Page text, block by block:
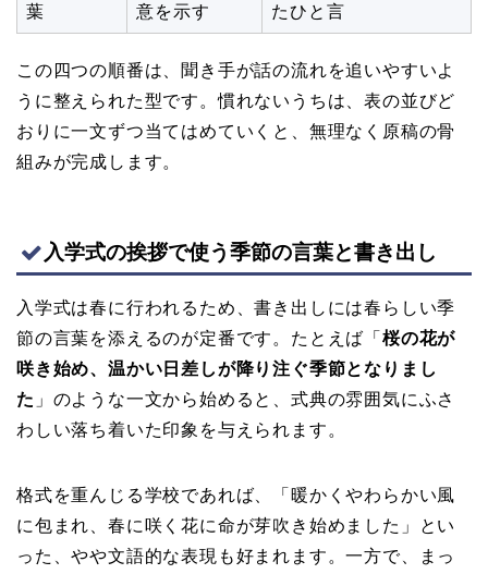
葉
意を示す
たひと言
この四つの順番は、聞き手が話の流れを追いやすいよ
うに整えられた型です。慣れないうちは、表の並びど
おりに一文ずつ当てはめていくと、無理なく原稿の骨
組みが完成します。
入学式の挨拶で使う季節の言葉と書き出し
入学式は春に行われるため、書き出しには春らしい季
節の言葉を添えるのが定番です。たとえば「 桜の花が
咲き始め、温かい日差しが降り注ぐ季節となりまし
た 」のような一文から始めると、式典の雰囲気にふさ
わしい落ち着いた印象を与えられます。
格式を重んじる学校であれば、「暖かくやわらかい風
に包まれ、春に咲く花に命が芽吹き始めました」とい
った、やや文語的な表現も好まれます。一方で、まっ